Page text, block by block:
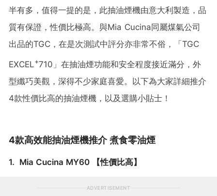
半有多， 值得一提的是，此抽油煙機由意大利製造，品
質有保證，性價比極高。 與Mia Cucina同屬煤氣公司
出品的TGC，在是次測試中評分亦非常不俗，「TGC
EXCEL+710」在抽油煙功能和安全程度接近滿分，外
型纖巧美觀，深得不少家庭喜愛。以下為大家詳細推介
4款性價比高的抽油煙機，以及選購小貼士！
4款高效能抽油煙機推介 煮食零油煙
1. Mia Cucina MY60 【性價比高】
ADVERTISEMENT